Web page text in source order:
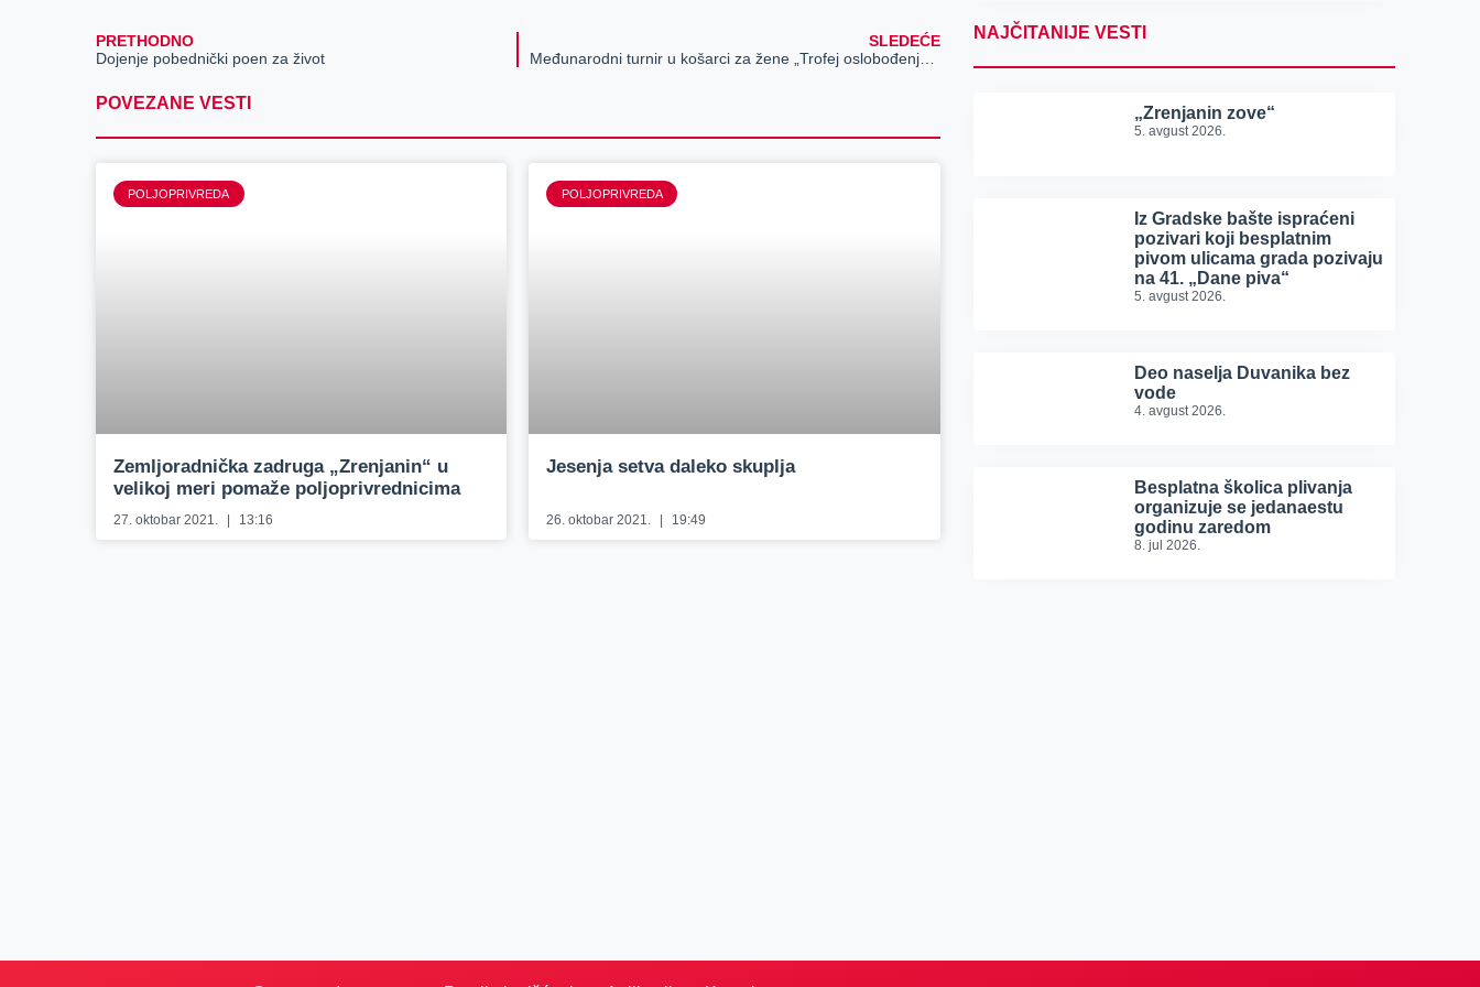
PRETHODNO
Dojenje pobednički poen za život
SLEDEĆE
POVEZANE VESTI
POLJOPRIVREDA
Zemljoradnička zadruga „Zrenjanin“ u
velikoj meri pomaže poljoprivrednicima
27. oktobar 2021. 13:16
POLJOPRIVREDA
Jesenja setva daleko skuplja
26. oktobar 2021. 19:49
NAJČITANIJE VESTI
„Zrenjanin zove“
5. avgust 2026.
Iz Gradske bašte ispraćeni
pozivari koji besplatnim
pivom ulicama grada pozivaju
na 41. „Dane piva“
5. avgust 2026.
Deo naselja Duvanika bez
vode
4. avgust 2026.
Besplatna školica plivanja
organizuje se jedanaestu
godinu zaredom
8. jul 2026.